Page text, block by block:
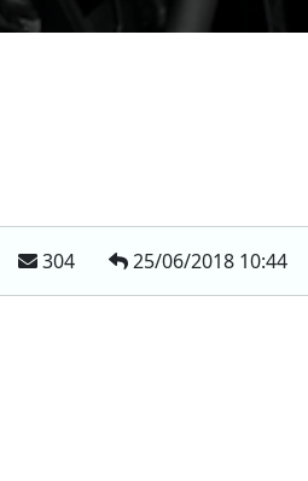
304 25/06/2018 10:44